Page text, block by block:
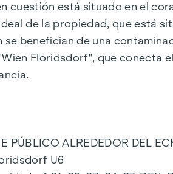
de madera de roble
para cocina con corriente de
la marca Dornbracht
de Laufen en baño y WC
consulte nuestra
cuestión está situado en el
de la propiedad, que está
se benefician de una
Floridsdorf", que conecta
PÚBLICO ALREDEDOR DEL
U6